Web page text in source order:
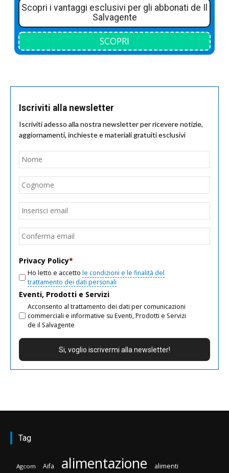
Scopri i vantaggi esclusivi per gli abbonati de Il
Salvagente
SCOPRI
Iscriviti alla newsletter
Iscriviti adesso alla nostra newsletter per ricevere notizie,
aggiornamenti, inchieste e materiali gratuiti esclusivi
Nome
Email
Privacy Policy*
Ho letto e accetto le condizioni e le finalità del
trattamento dei dati personali
Eventi, Prodotti e Servizi
Acconsento al trattamento dei dati per comunicazioni
commerciali e informative su Eventi, Prodotti e Servizi
de il Salvagente
Tag
Agcom Aifa alimentazione alimenti